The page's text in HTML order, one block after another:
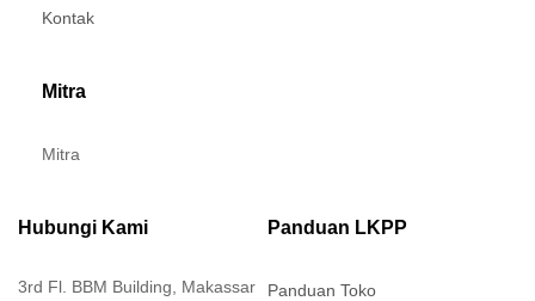
Kontak
Mitra
Mitra
Hubungi Kami
3rd Fl. BBM Building, Makassar
Panduan LKPP
Panduan Toko